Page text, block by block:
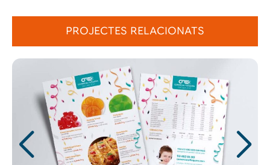
PROJECTES RELACIONATS